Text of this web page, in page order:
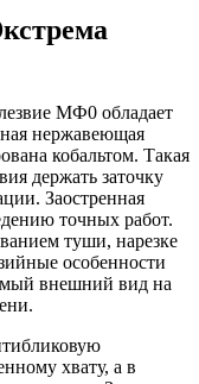
МФ0 обладает
нержавеющая
кобальтом. Такая
держать заточку
Заостренная
точных работ.
туши, нарезке
особенности
внешний вид на
хвату, а в